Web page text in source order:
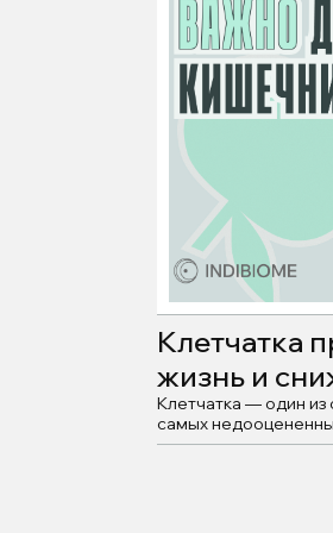
Клетчатка
жизнь и
Клетчатка — один из
самых